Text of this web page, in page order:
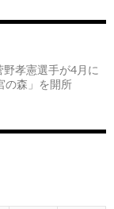
野孝憲選手が4月に
の森」を開所